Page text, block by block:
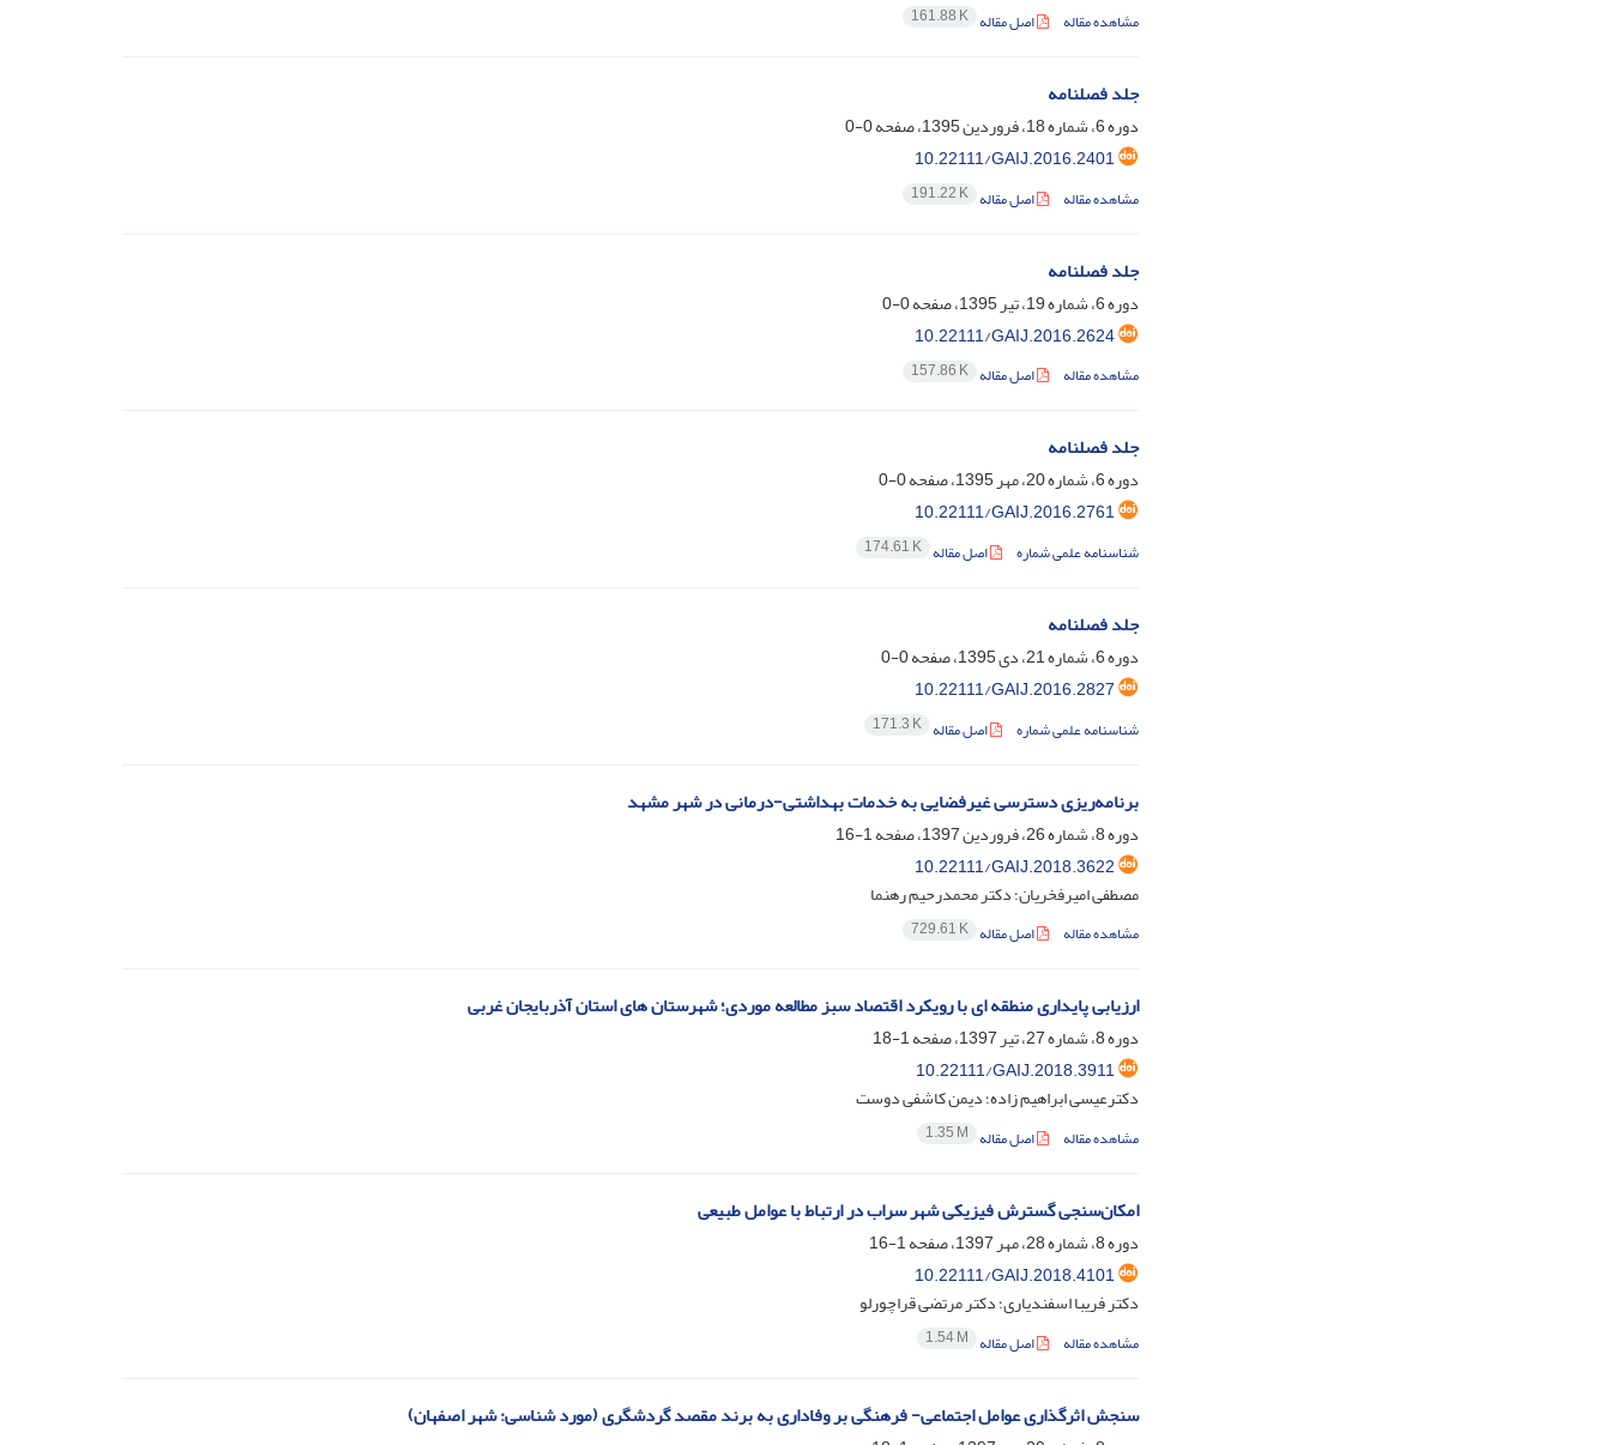
مشاهده مقاله اصل مقاله 161.88 K
جلد فصلنامه
دوره 6، شماره 18، فروردین 1395، صفحه
0-0
10.22111/GAIJ.2016.2401
مشاهده مقاله اصل مقاله 191.22 K
جلد فصلنامه
دوره 6، شماره 19، تیر 1395، صفحه
0-0
10.22111/GAIJ.2016.2624
مشاهده مقاله اصل مقاله 157.86 K
جلد فصلنامه
دوره 6، شماره 20، مهر 1395، صفحه
0-0
10.22111/GAIJ.2016.2761
شناسنامه علمی شماره اصل مقاله 174.61 K
جلد فصلنامه
دوره 6، شماره 21، دی 1395، صفحه
0-0
10.22111/GAIJ.2016.2827
شناسنامه علمی شماره اصل مقاله 171.3 K
برنامه‌ریزی دسترسی غیرفضایی به خدمات بهداشتی-درمانی در شهر مشهد
دوره 8، شماره 26، فروردین 1397، صفحه
1-16
10.22111/GAIJ.2018.3622
مصطفی امیرفخریان؛ دکتر محمدرحیم رهنما
مشاهده مقاله اصل مقاله 729.61 K
ارزیابی پایداری منطقه ای با رویکرد اقتصاد سبز مطالعه موردی؛ شهرستان های استان آذربایجان غربی
دوره 8، شماره 27، تیر 1397، صفحه
1-18
10.22111/GAIJ.2018.3911
دکترعیسی ابراهیم زاده؛ دیمن کاشفی دوست
مشاهده مقاله اصل مقاله 1.35 M
امکان‌‌‌‌‌سنجی گسترش فیزیکی شهر سراب در ارتباط با عوامل طبیعی
دوره 8، شماره 28، مهر 1397، صفحه
1-16
10.22111/GAIJ.2018.4101
دکتر فریبا اسفندیاری؛ دکتر مرتضی قراچورلو
مشاهده مقاله اصل مقاله 1.54 M
سنجش اثرگذاری عوامل اجتماعی- فرهنگی بر وفاداری به برند مقصد گردشگری (مورد شناسی: شهر اصفهان)